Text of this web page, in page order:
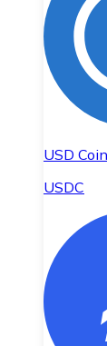
USD Coin
USDC